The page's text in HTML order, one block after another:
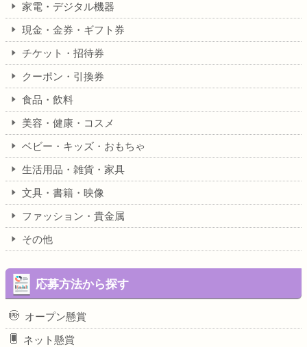
家電・デジタル機器
現金・金券・ギフト券
チケット・招待券
クーポン・引換券
食品・飲料
美容・健康・コスメ
ベビー・キッズ・おもちゃ
生活用品・雑貨・家具
文具・書籍・映像
ファッション・貴金属
その他
応募方法から探す
オープン懸賞
ネット懸賞